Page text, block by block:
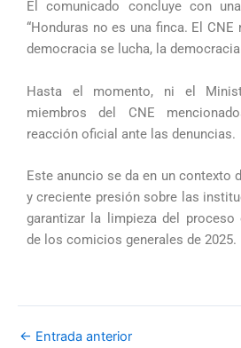
El comunicado concluye con
“Honduras no es una finca. El CNE
democracia se lucha, la democracia
Hasta el momento, ni el
miembros del CNE
reacción oficial ante las denuncias.
Este anuncio se da en un contexto
y creciente presión sobre las
garantizar la limpieza del proceso
de los comicios generales de 2025.
← Entrada anterior